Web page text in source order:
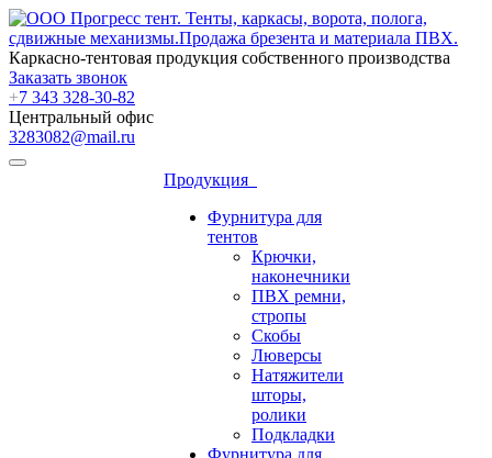
Каркасно-тентовая продукция собственного производства
Заказать звонок
+7 343 328-30-82
Центральный офис
3283082@mail.ru
Продукция
Фурнитура для
тентов
Крючки,
наконечники
ПВХ ремни,
стропы
Скобы
Люверсы
Натяжители
шторы,
ролики
Подкладки
Фурнитура для